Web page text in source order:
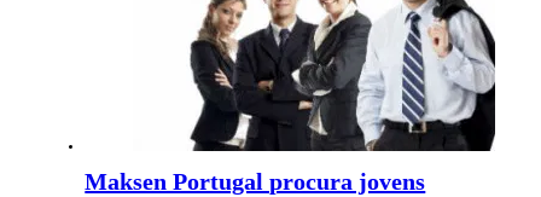
Maksen Portugal procura jovens